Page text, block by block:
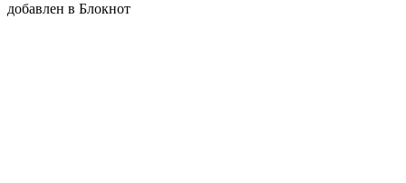
добавлен в Блокнот